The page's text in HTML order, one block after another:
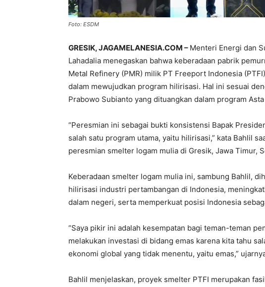
Foto: ESDM
GRESIK, JAGAMELANESIA.COM – Menteri Energi dan
Lahadalia menegaskan bahwa keberadaan pabrik
Metal Refinery (PMR) milik PT Freeport Indonesia
dalam mewujudkan program hilirisasi. Hal ini sesuai
Prabowo Subianto yang dituangkan dalam program
“Peresmian ini sebagai bukti konsistensi Bapak
salah satu program utama, yaitu hilirisasi,” kata Bahlil
peresmian smelter logam mulia di Gresik, Jawa Timur,
Keberadaan smelter logam mulia ini, sambung Bahlil,
hilirisasi industri pertambangan di Indonesia,
dalam negeri, serta memperkuat posisi Indonesia
“Saya pikir ini adalah kesempatan bagi teman-teman
melakukan investasi di bidang emas karena kita tahu
ekonomi global yang tidak menentu, yaitu emas,”
Bahlil menjelaskan, proyek smelter PTFI merupakan